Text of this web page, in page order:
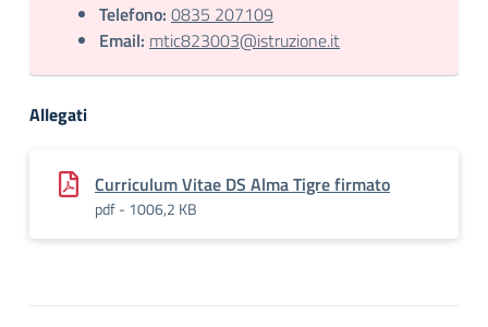
Telefono: 0835 207109
Email: mtic823003@istruzione.it
Allegati
Curriculum Vitae DS Alma Tigre firmato
pdf - 1006,2 KB